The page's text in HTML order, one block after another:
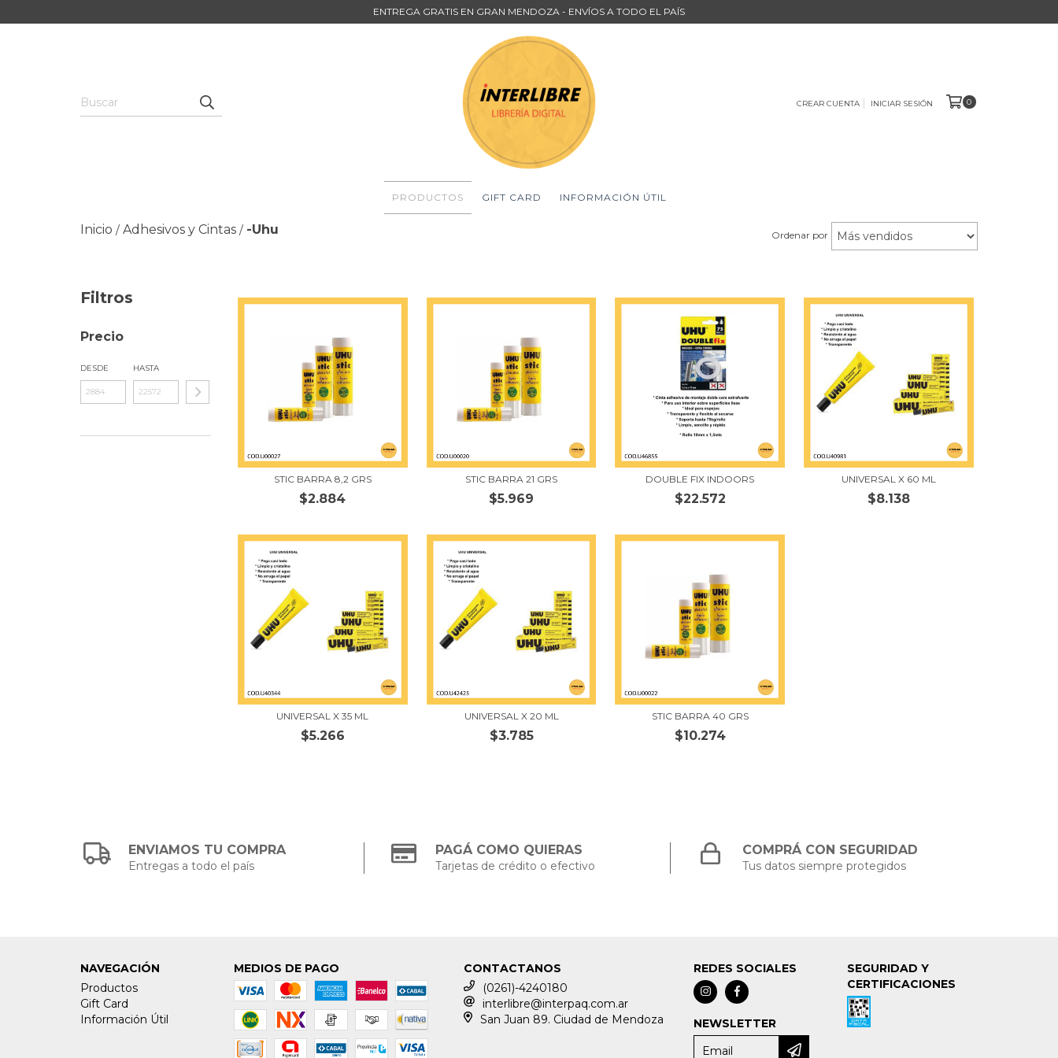
ENTREGA GRATIS EN GRAN MENDOZA - ENVÍOS A TODO EL PAÍS
CREAR CUENTA INICIAR SESIÓN 0
PRODUCTOS GIFT CARD INFORMACIÓN ÚTIL
Inicio / Adhesivos y Cintas / -Uhu Ordenar por
Filtros
Precio
DESDE HASTA
STIC BARRA 8,2 GRS
$2.884
STIC BARRA 21 GRS
$5.969
DOUBLE FIX INDOORS
$22.572
UNIVERSAL X 60 ML
$8.138
UNIVERSAL X 35 ML
$5.266
UNIVERSAL X 20 ML
$3.785
STIC BARRA 40 GRS
$10.274
ENVIAMOS TU COMPRA
Entregas a todo el país
PAGÁ COMO QUIERAS
Tarjetas de crédito o efectivo
COMPRÁ CON SEGURIDAD
Tus datos siempre protegidos
NAVEGACIÓN
Productos
Gift Card
Información Útil
MEDIOS DE PAGO
CONTACTANOS
(0261)-4240180
interlibre@interpaq.com.ar
San Juan 89. Ciudad de Mendoza
REDES SOCIALES
NEWSLETTER
SEGURIDAD Y
CERTIFICACIONES